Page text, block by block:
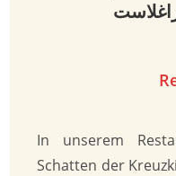
In unserem
Schatten der